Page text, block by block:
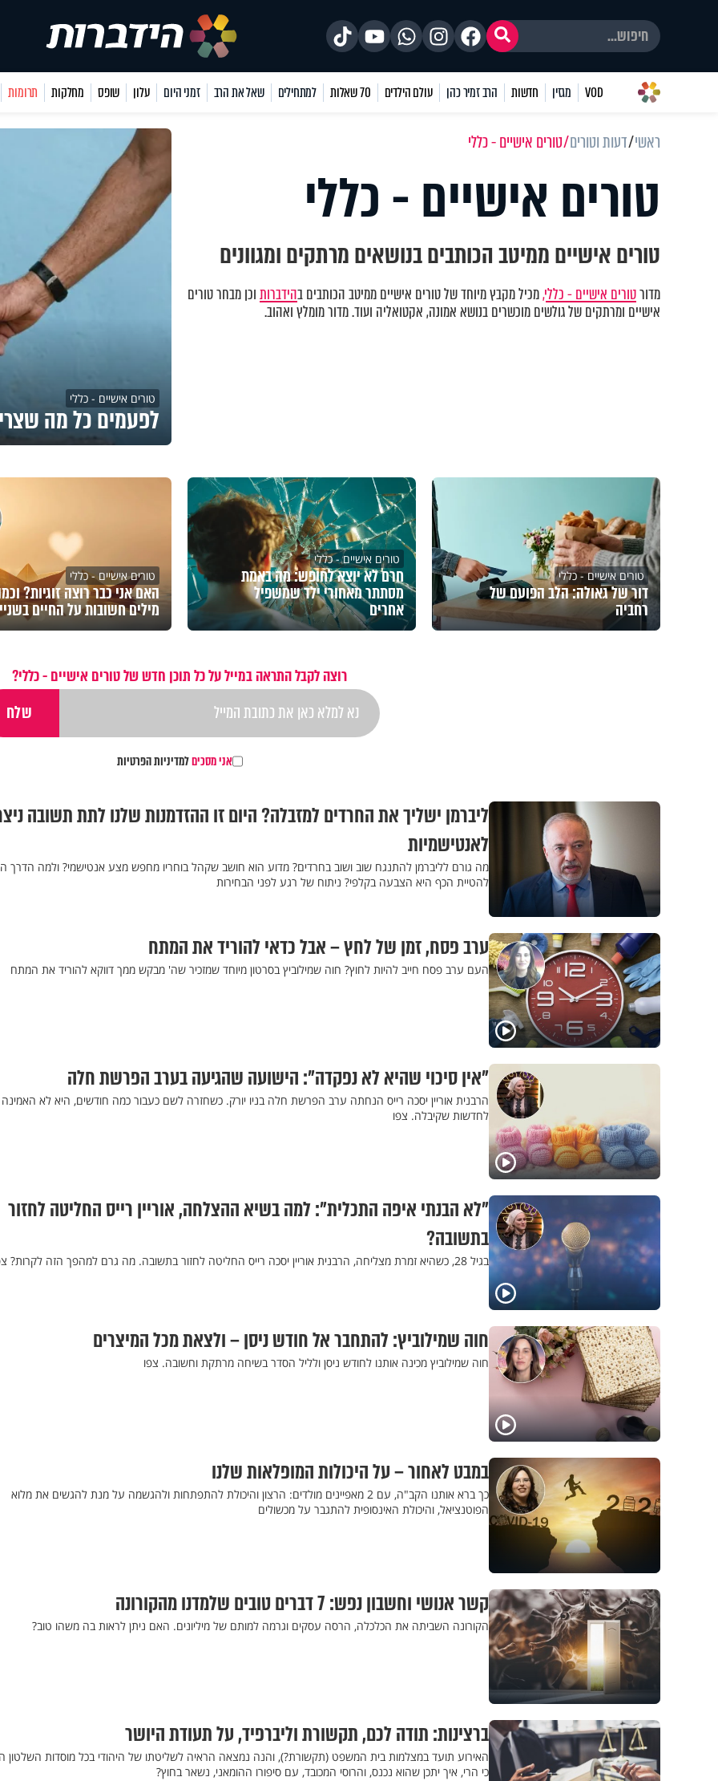
VOD מגזין חדשות הרב זמיר כהן עולם הילדים 70 שאלות למתחילים שאל את הרב זמני היום עלון שופס מחלקות תרומות
ראשי דעות וטורים טורים אישיים - כללי
טורים אישיים - כללי
טורים אישיים ממיטב הכותבים בנושאים מרתקים ומגוונים
מדורטורים אישיים - כללי,מכיל מקבץ מיוחד של טורים אישיים ממיטב הכותבים בהידברותוכן מבחר טורים
אישיים ומרתקים של גולשים מוכשרים בנושא אמונה, אקטואליה ועוד. מדור מומלץ ואהוב.
טורים אישיים - כללי
לפעמים כל מה
טורים אישיים - כללי
דור של גאולה: הלב הפועם של
רחביה
טורים אישיים - כללי
חרם לא יוצא לחופש: מה באמת
מסתתר מאחורי ילד שמשפיל
אחרים
טורים אישיים - כללי
האם אני כבר רוצה זוגיות?
מילים חשובות על החיים
רוצה לקבל התראה במייל על כל תוכן חדש של טורים אישיים - כללי?
אני מסכיםלמדיניות הפרטיות
ליברמן ישליך את החרדים למזבלה? היום זו ההזדמנות שלנו לתת תשובה
לאנטישמיות
מה גורם לליברמן להתנגח שוב ושוב בחרדים? מדוע הוא חושב שקהל בוחריו מחפש מצע אנטישמי? ולמה הדרך
להטיית הכף היא הצבעה בקלפי? ניתוח של רגע לפני הבחירות
ערב פסח, זמן של לחץ – אבל כדאי להוריד את המתח
העם ערב פסח חייב להיות לחוץ? חוה שמילוביץ בסרטון מיוחד שמזכיר שה' מבקש ממך דווקא להוריד את המתח
"אין סיכוי שהיא לא נפקדה": הישועה שהגיעה בערב הפרשת חלה
הרבנית אוריין יסכה רייס הנחתה ערב הפרשת חלה בניו יורק. כשחזרה לשם כעבור כמה חודשים, היא לא האמינה
לחדשות שקיבלה. צפו
"לא הבנתי איפה התכלית": למה בשיא ההצלחה, אוריין רייס החליטה לחזור
בתשובה?
בגיל 28, כשהיא זמרת מצליחה, הרבנית אוריין יסכה רייס החליטה לחזור בתשובה. מה גרם למהפך הזה לקרות? צפו
חוה שמילוביץ: להתחבר אל חודש ניסן – ולצאת מכל המיצרים
חוה שמילוביץ מכינה אותנו לחודש ניסן ולליל הסדר בשיחה מרתקת וחשובה. צפו
במבט לאחור – על היכולות המופלאות שלנו
כך ברא אותנו הקב"ה, עם 2 מאפיינים מולדים: הרצון והיכולת להתפתחות ולהגשמה על מנת להגשים את מלוא
הפוטנציאל, והיכולת האינסופית להתגבר על מכשולים
קשר אנושי וחשבון נפש: 7 דברים טובים שלמדנו מהקורונה
הקורונה השביתה את הכלכלה, הרסה עסקים וגרמה למותם של מיליונים. האם ניתן לראות בה משהו טוב?
ברצינות: תודה לכם, תקשורת וליברפיד, על תעודת היושר
האירוע תועד במצלמות בית המשפט (תקשורת?), והנה נמצאה הראיה לשליטתו של היהודי בכל מוסדות השלטון
כי הרי, איך יתכן שהוא נכנס, והרוסי המכובד, עם סיפורו ההומאני, נשאר בחוץ?